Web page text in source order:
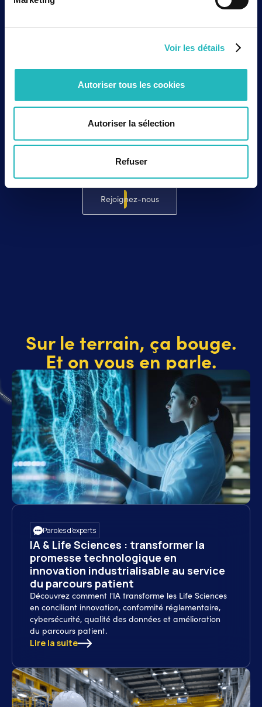
Voir les détails
Autoriser tous les cookies
Autoriser la sélection
Refuser
souveraine, elle doit miser sur l’automatisation,
, nous sommes
convaincus que cette transformation est une
opportunité stratégique pour l’Europe, et nous
réalité.
Contactez-nous
Rejoignez-nous
Sur le terrain, ça bouge.
Et on vous en parle.
Paroles d’experts
IA & Life Sciences : transformer la
promesse technologique en
innovation industrialisable au service
du parcours patient
Découvrez comment l'IA transforme les Life Sciences
en conciliant innovation, conformité réglementaire,
cybersécurité, qualité des données et amélioration
du parcours patient.
Lire la suite